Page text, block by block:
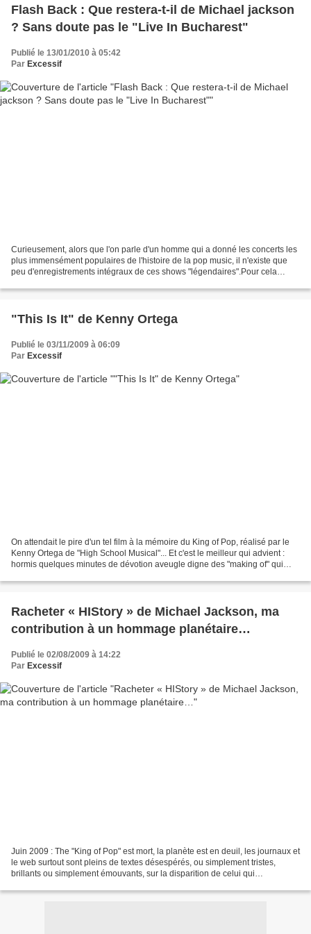
Flash Back : Que restera-t-il de Michael jackson
? Sans doute pas le "Live In Bucharest"
Publié le 13/01/2010 à 05:42
Par Excessif
Curieusement, alors que l'on parle d'un homme qui a donné les concerts les
plus immensément populaires de l'histoire de la pop music, il n'existe que
peu d'enregistrements intégraux de ces shows "légendaires".Pour cela
"This Is It" de Kenny Ortega
Publié le 03/11/2009 à 06:09
Par Excessif
On attendait le pire d'un tel film à la mémoire du King of Pop, réalisé par le
Kenny Ortega de "High School Musical"... Et c'est le meilleur qui advient :
hormis quelques minutes de dévotion aveugle digne des "making of" qui
Racheter « HIStory » de Michael Jackson, ma
contribution à un hommage planétaire…
Publié le 02/08/2009 à 14:22
Par Excessif
Juin 2009 : The "King of Pop" est mort, la planète est en deuil, les journaux et
le web surtout sont pleins de textes désespérés, ou simplement tristes,
brillants ou simplement émouvants, sur la disparition de celui qui